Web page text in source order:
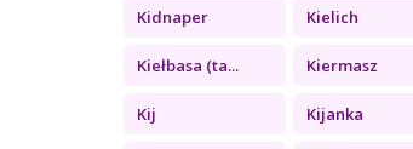
Kidnaper Kielich
Kiełbasa (ta... Kiermasz
Kij Kijanka